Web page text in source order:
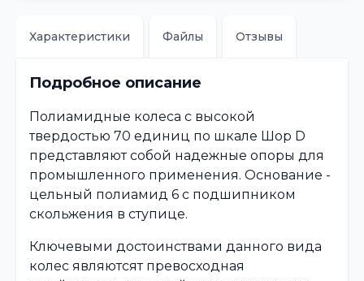
Характеристики Файлы Отзывы
Подробное описание
Полиамидные колеса с высокой
твердостью 70 единиц по шкале Шор D
представляют собой надежные опоры для
промышленного применения. Основание -
цельный полиамид 6 с подшипником
скольжения в ступице.
Ключевыми достоинствами данного вида
колес являютсят превосходная